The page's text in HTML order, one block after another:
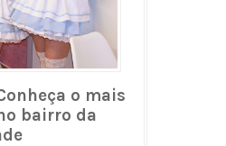
o mais
bairro da